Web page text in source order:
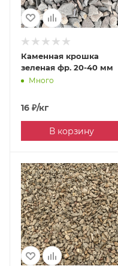
Каменная крошка
зеленая фр. 20-40 мм
Много
16 ₽/кг
В корзину